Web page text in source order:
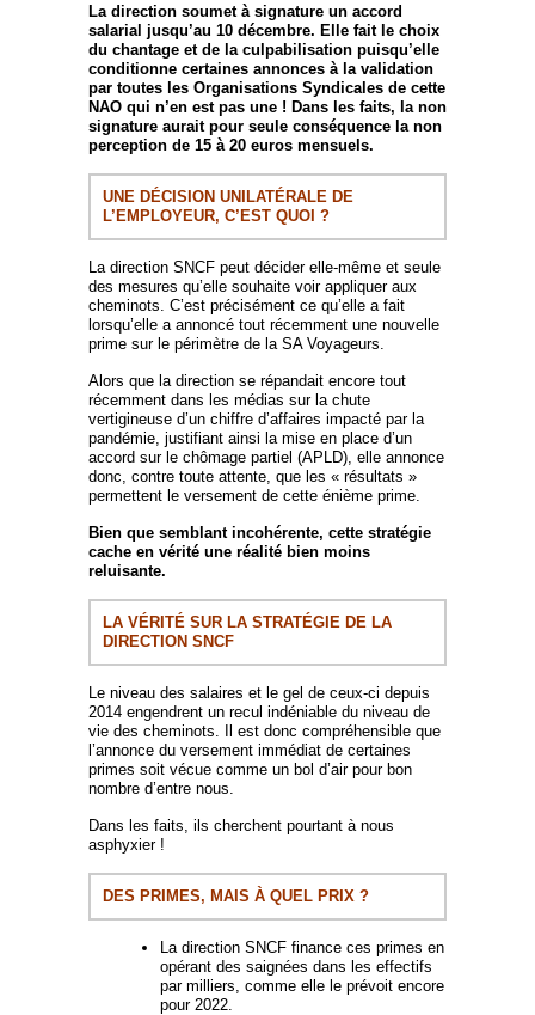
La direction soumet à signature un accord
salarial jusqu’au 10 décembre. Elle fait le choix
du chantage et de la culpabilisation puisqu’elle
conditionne certaines annonces à la validation
par toutes les Organisations Syndicales de cette
NAO qui n’en est pas une ! Dans les faits, la non
signature aurait pour seule conséquence la non
perception de 15 à 20 euros mensuels.
UNE DÉCISION UNILATÉRALE DE
L’EMPLOYEUR, C’EST QUOI ?
La direction SNCF peut décider elle-même et seule
des mesures qu’elle souhaite voir appliquer aux
cheminots. C’est précisément ce qu’elle a fait
lorsqu’elle a annoncé tout récemment une nouvelle
prime sur le périmètre de la SA Voyageurs.
Alors que la direction se répandait encore tout
récemment dans les médias sur la chute
vertigineuse d’un chiffre d’affaires impacté par la
pandémie, justifiant ainsi la mise en place d’un
accord sur le chômage partiel (APLD), elle annonce
donc, contre toute attente, que les « résultats »
permettent le versement de cette énième prime.
Bien que semblant incohérente, cette stratégie
cache en vérité une réalité bien moins
reluisante.
LA VÉRITÉ SUR LA STRATÉGIE DE LA
DIRECTION SNCF
Le niveau des salaires et le gel de ceux-ci depuis
2014 engendrent un recul indéniable du niveau de
vie des cheminots. Il est donc compréhensible que
l’annonce du versement immédiat de certaines
primes soit vécue comme un bol d’air pour bon
nombre d’entre nous.
Dans les faits, ils cherchent pourtant à nous
asphyxier !
DES PRIMES, MAIS À QUEL PRIX ?
La direction SNCF finance ces primes en
opérant des saignées dans les effectifs
par milliers, comme elle le prévoit encore
pour 2022.